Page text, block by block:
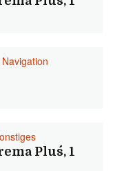
Plus´´, 1